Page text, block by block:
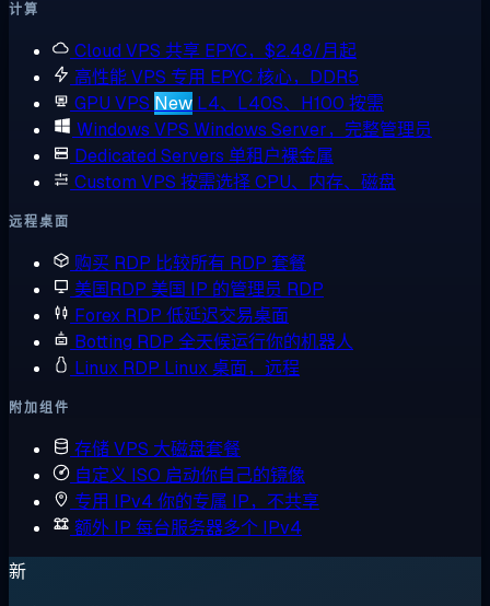
计算
Cloud VPS 共享 EPYC，$2.48/月起
高性能 VPS 专用 EPYC 核心，DDR5
GPU VPS New L4、L40S、H100 按需
Windows VPS Windows Server，完整管理员
Dedicated Servers 单租户裸金属
Custom VPS 按需选择 CPU、内存、磁盘
远程桌面
购买 RDP 比较所有 RDP 套餐
美国RDP 美国 IP 的管理员 RDP
Forex RDP 低延迟交易桌面
Botting RDP 全天候运行你的机器人
Linux RDP Linux 桌面，远程
附加组件
存储 VPS 大磁盘套餐
自定义 ISO 启动你自己的镜像
专用 IPv4 你的专属 IP，不共享
额外 IP 每台服务器多个 IPv4
新